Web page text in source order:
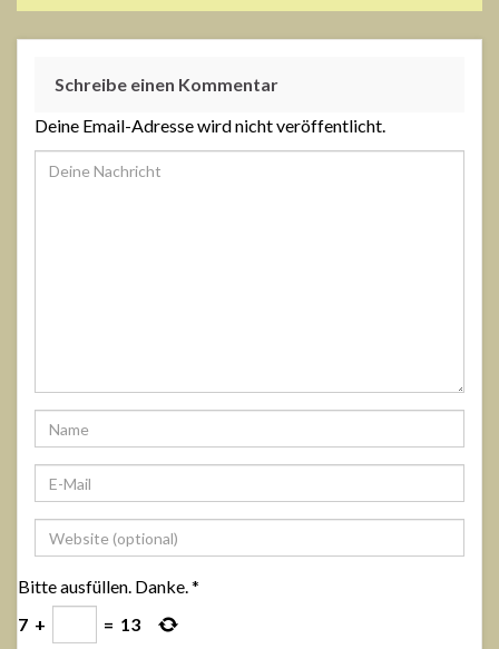
Schreibe einen Kommentar
Deine Email-Adresse wird nicht veröffentlicht.
Bitte ausfüllen. Danke.*
7 + = 13